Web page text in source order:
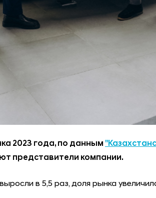
2023 года, по данным
представители компании.
выросли в 5,5 раз, доля рынка